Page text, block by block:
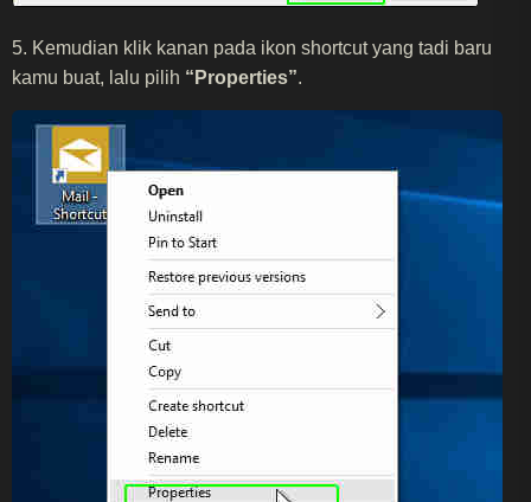
5. Kemudian klik kanan pada ikon shortcut yang tadi baru
kamu buat, lalu pilih “Properties”.